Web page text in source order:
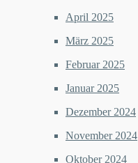
April 2025
März 2025
Februar 2025
Januar 2025
Dezember 2024
November 2024
Oktober 2024